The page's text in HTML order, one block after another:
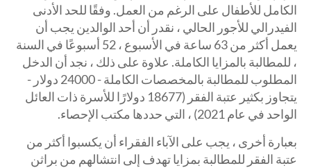
الكامل للأطفال على الرغم من العمل. وفقًا للحد الأدنى
الفيدرالي للأجور الحالي ، نقدر أن أحد الوالدين يجب أن
يعمل أكثر من 63 ساعة في الأسبوع ، 52 أسبوعًا في السنة
، للمطالبة بالمزايا الكاملة. علاوة على ذلك ، نجد أن الدخل
المطلوب للمطالبة بالمخصصات الكاملة - 24000 دولار -
يتجاوز بكثير عتبة الفقر (18677 دولارًا للأسرة ذات العائل
الواحد في عام 2021) ، التي حددها مكتب الإحصاء.
بعبارة أخرى ، يجب على الآباء الفقراء أن يكسبوا أكثر من
عتبة الفقر للمطالبة بمزايا تهدف إلى انتشالهم من براثن